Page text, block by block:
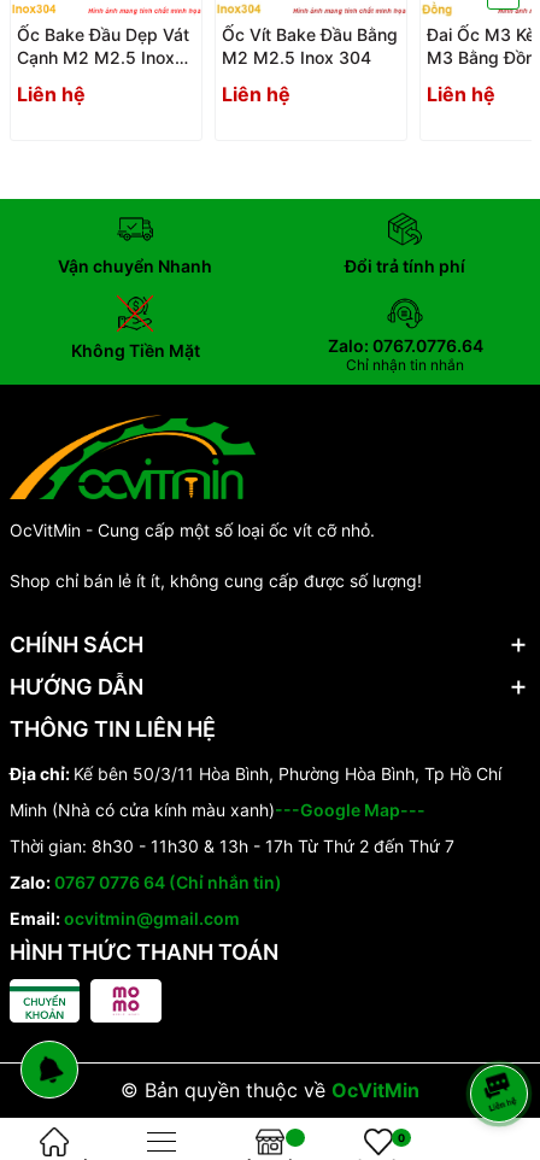
Ốc Bake Đầu Dẹp Vát
Cạnh M2 M2.5 Inox
Liên hệ
Ốc Vít Bake Đầu Bằng
M2 M2.5 Inox 304
Liên hệ
Đai Ốc M3
M3 Bằng
Liên hệ
Vận chuyển Nhanh Đổi trả tính phí
Không Tiền Mặt Zalo: 0767.0776.64
Chỉ nhận tin nhắn
OcVitMin - Cung cấp một số loại ốc vít cỡ nhỏ.
Shop chỉ bán lẻ ít ít, không cung cấp được số lượng!
CHÍNH SÁCH
HƯỚNG DẪN
THÔNG TIN LIÊN HỆ
Địa chỉ: Kế bên 50/3/11 Hòa Bình, Phường Hòa Bình, Tp Hồ Chí
Minh (Nhà có cửa kính màu xanh)---Google Map---
Thời gian: 8h30 - 11h30 & 13h - 17h Từ Thứ 2 đến Thứ 7
Zalo:0767 0776 64 (Chỉ nhắn tin)
Email:ocvitmin@gmail.com
HÌNH THỨC THANH TOÁN
© Bản quyền thuộc về OcVitMin
0